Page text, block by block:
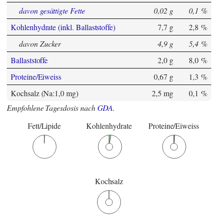
davon gesättigte Fette
0,02 g
0,1 %
Kohlenhydrate (inkl. Ballaststoffe)
7,7 g
2,8 %
davon Zucker
4,9 g
5,4 %
Ballaststoffe
2,0 g
8,0 %
Proteine/Eiweiss
0,67 g
1,3 %
Kochsalz (Na:1,0 mg)
2,5 mg
0,1 %
Empfohlene Tagesdosis nachGDA.
Fett/Lipide
Kohlenhydrate Proteine/Eiweiss
Kochsalz